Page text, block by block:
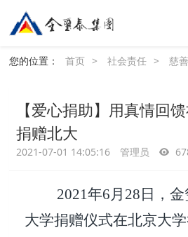
您的位置： 首页 > 社会责任 > 慈
【爱心捐助】用真情回
捐赠北大
2021-07-01 14:05:16 管理员
2021年6月28日，
大学捐赠仪式在北京大